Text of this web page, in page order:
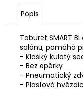
Popis
Taburet SMART
salónu, pomáhá
- Klasiký kulatý
- Bez opěrky
- Pneumatický
- Plastová